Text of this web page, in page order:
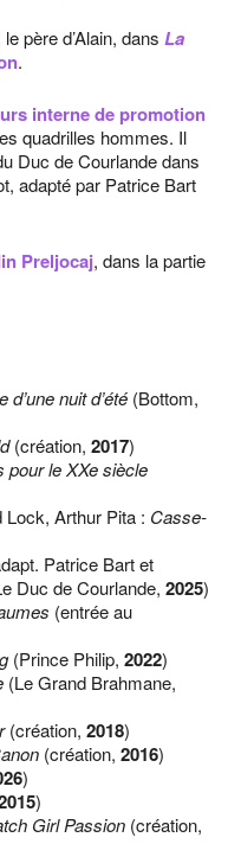
père d’Alain, dans La
.
interne de promotion
quadrilles hommes. Il
Duc de Courlande dans
adapté par Patrice Bart
Preljocaj, dans la partie
d’une nuit d’été (Bottom,
(création, 2017)
pour le XXe siècle
Lock, Arthur Pita : Casse-
Patrice Bart et
Duc de Courlande, 2025)
(entrée au
(Prince Philip, 2022)
(Le Grand Brahmane,
(création, 2018)
(création, 2016)
)
)
Girl Passion (création,